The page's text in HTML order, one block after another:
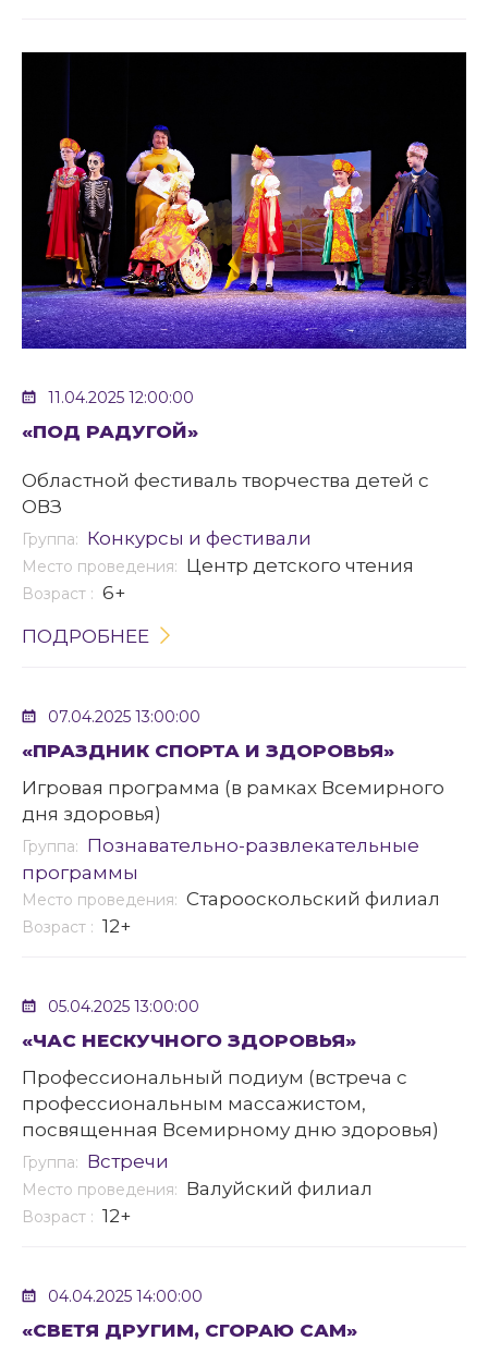
11.04.2025 12:00:00
«ПОД РАДУГОЙ»
Областной фестиваль творчества детей с
ОВЗ
Группа: Конкурсы и фестивали
Место проведения: Центр детского чтения
Возраст : 6+
ПОДРОБНЕЕ
07.04.2025 13:00:00
«ПРАЗДНИК СПОРТА И ЗДОРОВЬЯ»
Игровая программа (в рамках Всемирного
дня здоровья)
Группа: Познавательно-развлекательные
программы
Место проведения: Старооскольский филиал
Возраст : 12+
05.04.2025 13:00:00
«ЧАС НЕСКУЧНОГО ЗДОРОВЬЯ»
Профессиональный подиум (встреча с
профессиональным массажистом,
посвященная Всемирному дню здоровья)
Группа: Встречи
Место проведения: Валуйский филиал
Возраст : 12+
04.04.2025 14:00:00
«СВЕТЯ ДРУГИМ, СГОРАЮ САМ»